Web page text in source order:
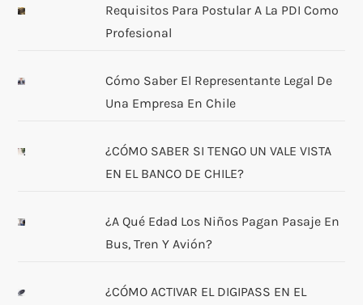
Requisitos Para Postular A La PDI Como
Profesional
Cómo Saber El Representante Legal De
Una Empresa En Chile
¿CÓMO SABER SI TENGO UN VALE VISTA
EN EL BANCO DE CHILE?
¿A Qué Edad Los Niños Pagan Pasaje En
Bus, Tren Y Avión?
¿CÓMO ACTIVAR EL DIGIPASS EN EL